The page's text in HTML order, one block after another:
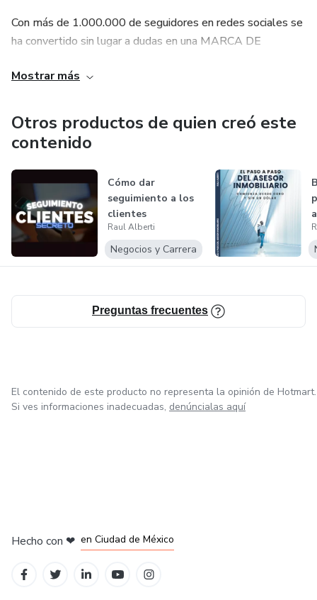
Con más de 1.000.000 de seguidores en redes sociales se
ha convertido sin lugar a dudas en una MARCA DE
PASO A PASO DEL ASESOR INMOBILIARIO
Mostrar más
Otros productos de quien creó este
contenido
Cómo dar
seguimiento a los
clientes
Raul Alberti
Negocios y Carrera
Preguntas frecuentes
El contenido de este producto no representa la opinión de Hotmart.
Si ves informaciones inadecuadas, denúncialas aquí
Hecho con ❤ en Ciudad de México